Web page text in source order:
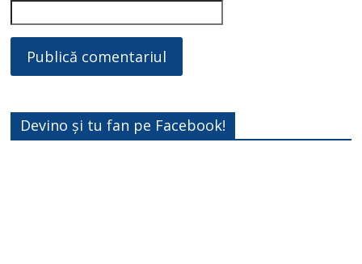
Devino și tu fan pe Facebook!